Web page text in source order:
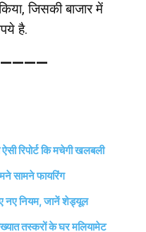
जिसकी बाजार में
है.
रिपोर्ट कि मचेगी खलबली
सामने फायरिंग
नए नियम, जानें शेड्यूल
तस्करों के घर मलियामेट